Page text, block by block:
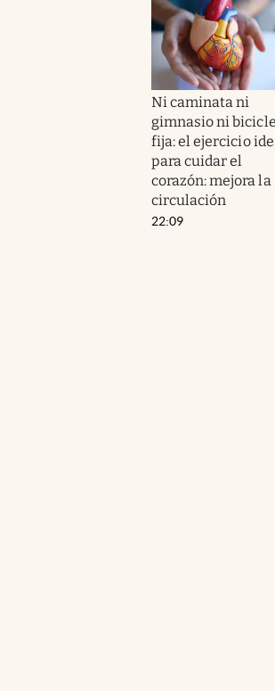
Ni caminata ni
gimnasio ni
fija: el ejercicio
para cuidar el
corazón: mejora la
circulación
22:09